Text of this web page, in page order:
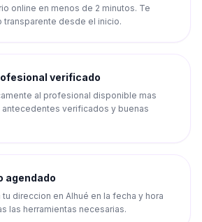
online en menos de 2 minutos. Te
transparente desde el inicio.
verificado
al profesional disponible mas
antecedentes verificados y buenas
agendado
direccion en Alhué en la fecha y hora
las herramientas necesarias.